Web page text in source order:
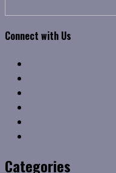
Connect with Us
Categories